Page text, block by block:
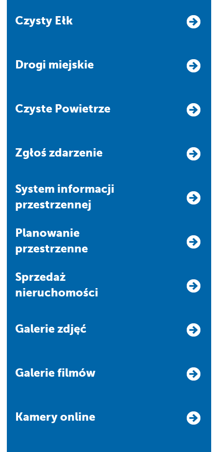
Czysty Ełk
Drogi miejskie
Czyste Powietrze
Zgłoś zdarzenie
system informacji
przestrzennej
Planowanie
przestrzenne
Sprzedaż
nieruchomości
Galerie zdjęć
Galerie filmów
Kamery online